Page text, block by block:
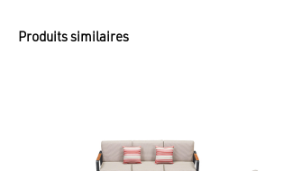
Produits similaires